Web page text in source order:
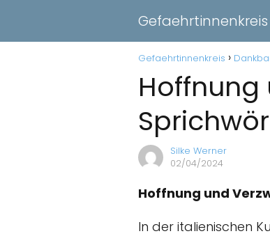
Gefaehrtinnenkreis
Gefaehrtinnenkreis
Hoffnung
Silke Werner
02/04/2024
Hoffnung und
In der italienischen